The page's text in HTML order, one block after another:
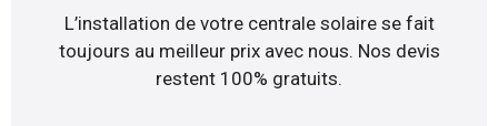
L’installation de votre centrale solaire se fait
toujours au meilleur prix avec nous. Nos devis
restent 100% gratuits.